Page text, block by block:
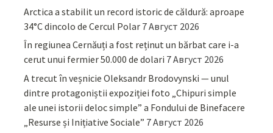
Arctica a stabilit un record istoric de căldură: aproape
34°C dincolo de Cercul Polar 7 Август 2026
În regiunea Cernăuți a fost reținut un bărbat care i-a
cerut unui fermier 50.000 de dolari 7 Август 2026
A trecut în veșnicie Oleksandr Brodovynski — unul
dintre protagoniștii expoziției foto „Chipuri simple
ale unei istorii deloc simple” a Fondului de Binefacere
„Resurse și Inițiative Sociale” 7 Август 2026